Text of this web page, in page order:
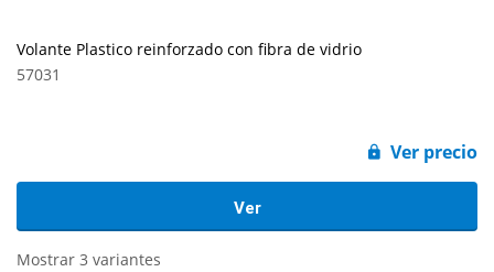
Volante Plastico reinforzado con fibra de vidrio
57031
Ver precio
Ver
Mostrar 3 variantes